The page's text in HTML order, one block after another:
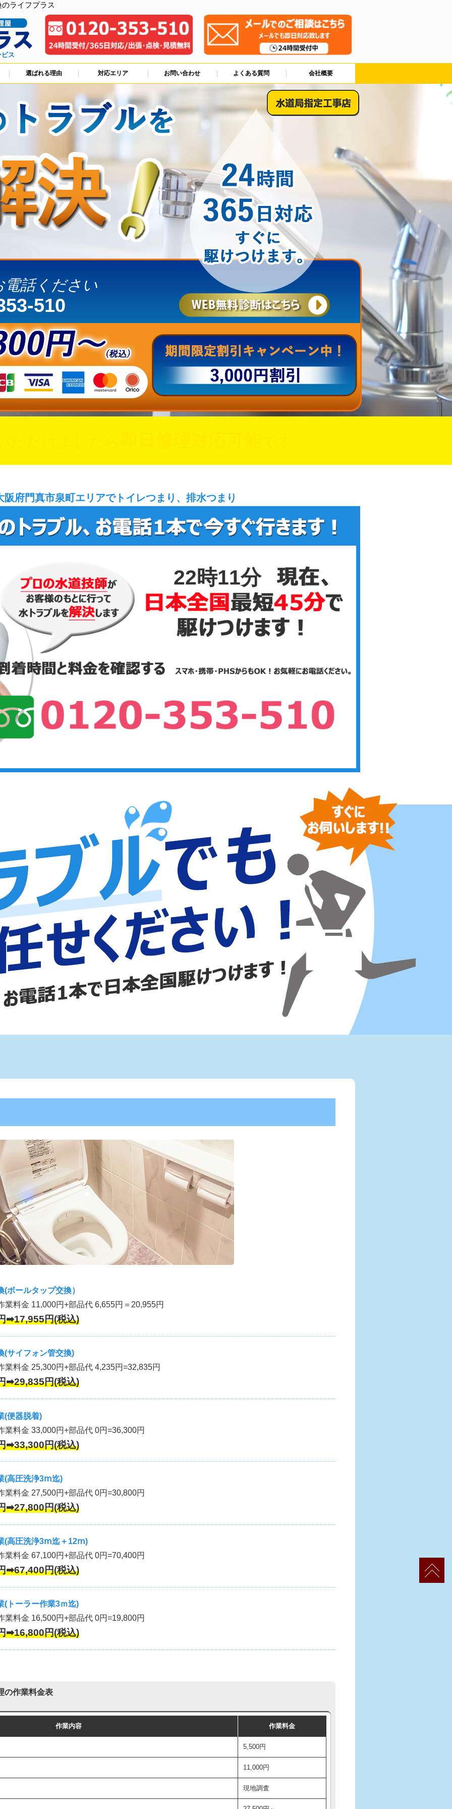
ライフプラス
ス
選ばれる理由 対応エリア お問い合わせ よくある質問 会社概要
話ください
510
阪府門真市泉町エリアでトイレつまり、排水つまり
22時11分
ボールタップ交換）
業料金 11,000円+部品代 6,655円＝20,955円
➡17,955円(税込)
(サイフォン管交換)
業料金 25,300円+部品代 4,235円=32,835円
➡29,835円(税込)
(便器脱着)
業料金 33,000円+部品代 0円=36,300円
➡33,300円(税込)
(高圧洗浄3ⅿ迄)
業料金 27,500円+部品代 0円=30,800円
➡27,800円(税込)
(高圧洗浄3ⅿ迄＋12ⅿ)
業料金 67,100円+部品代 0円=70,400円
➡67,400円(税込)
(トーラー作業3ｍ迄)
業料金 16,500円+部品代 0円=19,800円
➡16,800円(税込)
の作業料金表
作業内容 作業料金
5,500円
11,000円
現地調査